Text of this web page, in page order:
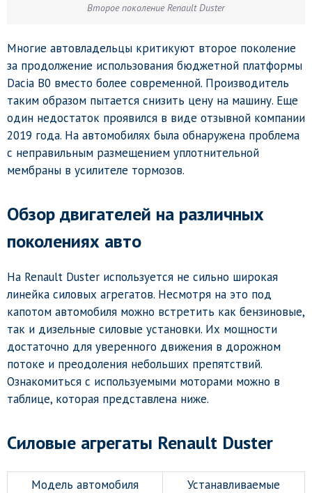
Второе поколение Renault Duster
Многие автовладельцы критикуют второе поколение
за продолжение использования бюджетной платформы
Dacia B0 вместо более современной. Производитель
таким образом пытается снизить цену на машину. Еще
один недостаток проявился в виде отзывной компании
2019 года. На автомобилях была обнаружена проблема
с неправильным размещением уплотнительной
мембраны в усилителе тормозов.
Обзор двигателей на различных
поколениях авто
На Renault Duster используется не сильно широкая
линейка силовых агрегатов. Несмотря на это под
капотом автомобиля можно встретить как бензиновые,
так и дизельные силовые установки. Их мощности
достаточно для уверенного движения в дорожном
потоке и преодоления небольших препятствий.
Ознакомиться с используемыми моторами можно в
таблице, которая представлена ниже.
Силовые агрегаты Renault Duster
Модель автомобиля Устанавливаемые